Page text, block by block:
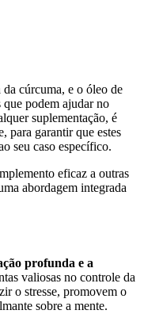
cúrcuma, e o óleo de
podem ajudar no
suplementação, é
para garantir que estes
seu caso específico.
eficaz a outras
abordagem integrada
profunda e a
valiosas no controle da
o stresse, promovem o
sobre a mente.